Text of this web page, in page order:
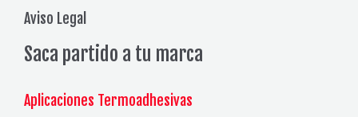
Aviso Legal
Saca partido a tu marca
Aplicaciones Termoadhesivas